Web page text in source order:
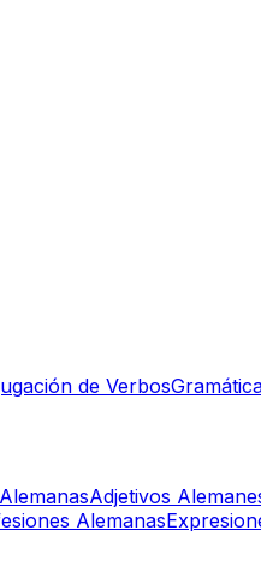
de Verbos
Adjetivos
Alemanas